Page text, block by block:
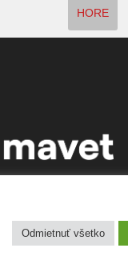
HORE
Odmietnuť všetko